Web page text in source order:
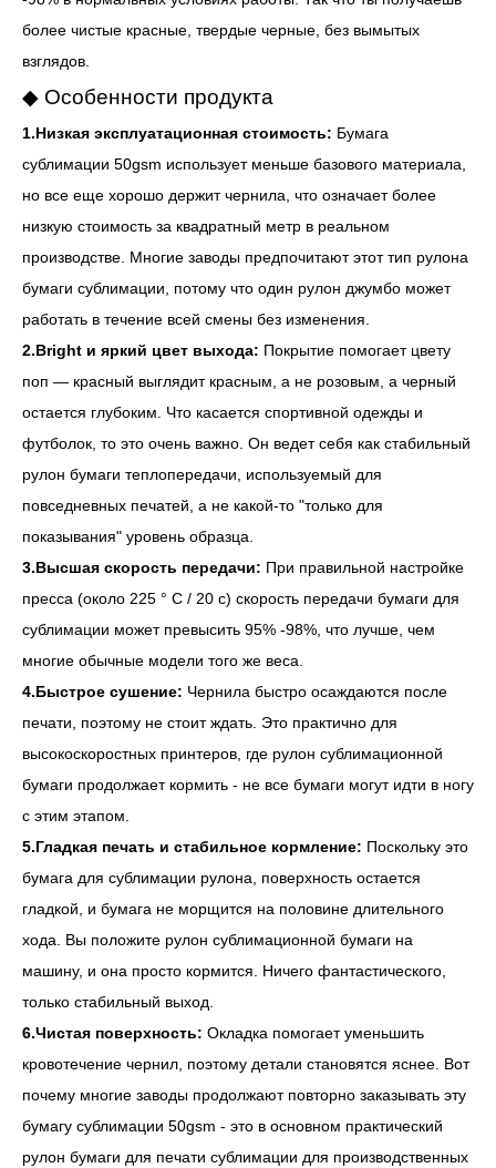
более чистые красные, твердые черные, без вымытых
взглядов.
◆ Особенности продукта
1.Низкая эксплуатационная стоимость: Бумага
сублимации 50gsm использует меньше базового материала,
но все еще хорошо держит чернила, что означает более
низкую стоимость за квадратный метр в реальном
производстве. Многие заводы предпочитают этот тип рулона
бумаги сублимации, потому что один рулон джумбо может
работать в течение всей смены без изменения.
2.Bright и яркий цвет выхода: Покрытие помогает цвету
поп — красный выглядит красным, а не розовым, а черный
остается глубоким. Что касается спортивной одежды и
футболок, то это очень важно. Он ведет себя как стабильный
рулон бумаги теплопередачи, используемый для
повседневных печатей, а не какой-то "только для
показывания" уровень образца.
3.Высшая скорость передачи: При правильной настройке
пресса (около 225 ° C / 20 с) скорость передачи бумаги для
сублимации может превысить 95% -98%, что лучше, чем
многие обычные модели того же веса.
4.Быстрое сушение: Чернила быстро осаждаются после
печати, поэтому не стоит ждать. Это практично для
высокоскоростных принтеров, где рулон сублимационной
бумаги продолжает кормить - не все бумаги могут идти в ногу
с этим этапом.
5.Гладкая печать и стабильное кормление: Поскольку это
бумага для сублимации рулона, поверхность остается
гладкой, и бумага не морщится на половине длительного
хода. Вы положите рулон сублимационной бумаги на
машину, и она просто кормится. Ничего фантастического,
только стабильный выход.
6.Чистая поверхность: Окладка помогает уменьшить
кровотечение чернил, поэтому детали становятся яснее. Вот
почему многие заводы продолжают повторно заказывать эту
бумагу сублимации 50gsm - это в основном практический
рулон бумаги для печати сублимации для производственных